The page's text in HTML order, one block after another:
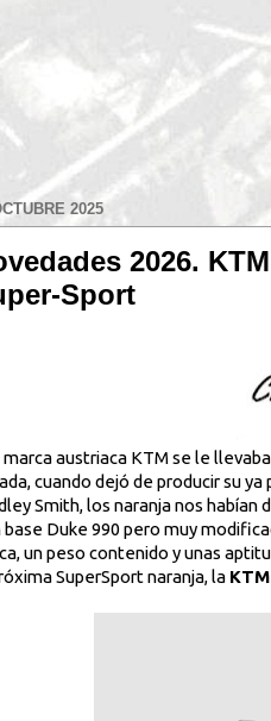
2025
2026.
Sport
marca austriaca KTM se le
cuando dejó de producir su
Smith, los naranja nos
base Duke 990 pero muy
un peso contenido y unas
SuperSport naranja, la